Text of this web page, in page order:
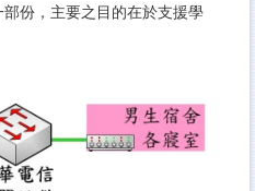
份，主要之目的在於支援學